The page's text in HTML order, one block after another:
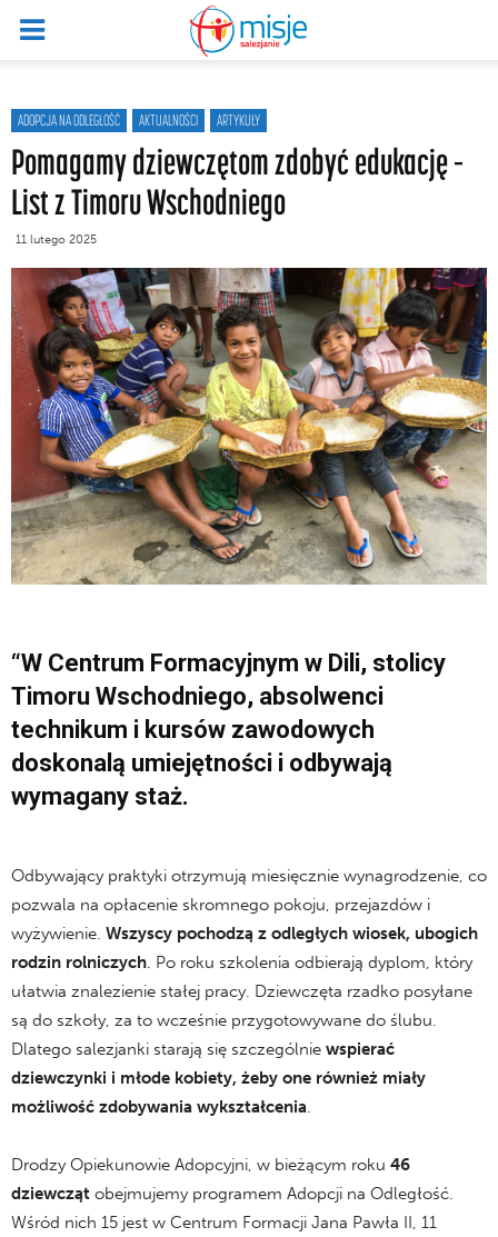
ADOPCJA NA ODLEGŁOŚĆ AKTUALNOŚCI ARTYKUŁY
Pomagamy dziewczętom zdobyć edukację –
List z Timoru Wschodniego
11 lutego 2025
“W Centrum Formacyjnym w Dili, stolicy
Timoru Wschodniego, absolwenci
technikum i kursów zawodowych
doskonalą umiejętności i odbywają
wymagany staż.
Odbywający praktyki otrzymują miesięcznie wynagrodzenie, co
pozwala na opłacenie skromnego pokoju, przejazdów i
wyżywienie. Wszyscy pochodzą z odległych wiosek, ubogich
rodzin rolniczych. Po roku szkolenia odbierają dyplom, który
ułatwia znalezienie stałej pracy. Dziewczęta rzadko posyłane
są do szkoły, za to wcześnie przygotowywane do ślubu.
Dlatego salezjanki starają się szczególnie wspierać
dziewczynki i młode kobiety, żeby one również miały
możliwość zdobywania wykształcenia.
Drodzy Opiekunowie Adopcyjni, w bieżącym roku 46
dziewcząt obejmujemy programem Adopcji na Odległość.
Wśród nich 15 jest w Centrum Formacji Jana Pawła II, 11